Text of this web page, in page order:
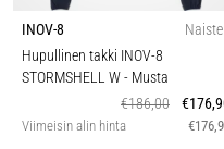
INOV-8
Hupullinen takki INOV-8
STORMSHELL W- Musta
€186,00
Viimeisin alin hinta